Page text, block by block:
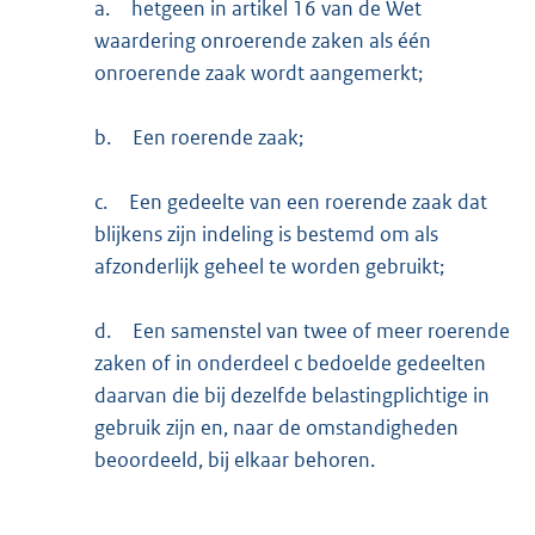
a.
hetgeen in artikel 16 van de Wet
waardering onroerende zaken als één
onroerende zaak wordt aangemerkt;
b. Een roerende zaak;
c.
Een gedeelte van een roerende zaak dat
blijkens zijn indeling is bestemd om als
afzonderlijk geheel te worden gebruikt;
d.
Een samenstel van twee of meer roerende
zaken of in onderdeel c bedoelde gedeelten
daarvan die bij dezelfde belastingplichtige in
gebruik zijn en, naar de omstandigheden
beoordeeld, bij elkaar behoren.